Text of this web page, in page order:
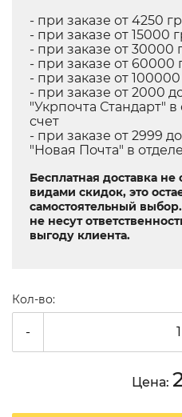
- при заказе от 4250
- при заказе от 15000
- при заказе от 30000
- при заказе от 60000
- при заказе от 100000
- при заказе от 2000
"Укрпочта Стандарт"
счет
- при заказе от 2999
"Новая Почта" в
Бесплатная доставка
видами скидок, это
самостоятельный
не несут
выгоду клиента.
Кол-во:
-
Цена: